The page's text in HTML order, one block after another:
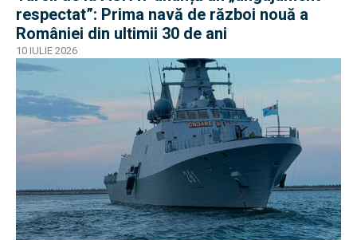
respectat”: Prima navă de război nouă a
României din ultimii 30 de ani
10 IULIE 2026